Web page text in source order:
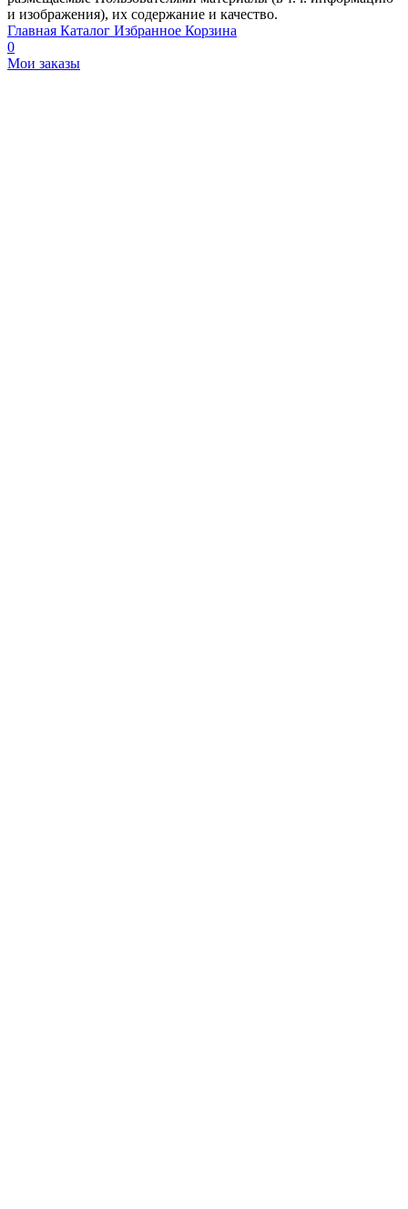
и изображения), их содержание и качество.
Главная Каталог Избранное Корзина
0
Мои заказы